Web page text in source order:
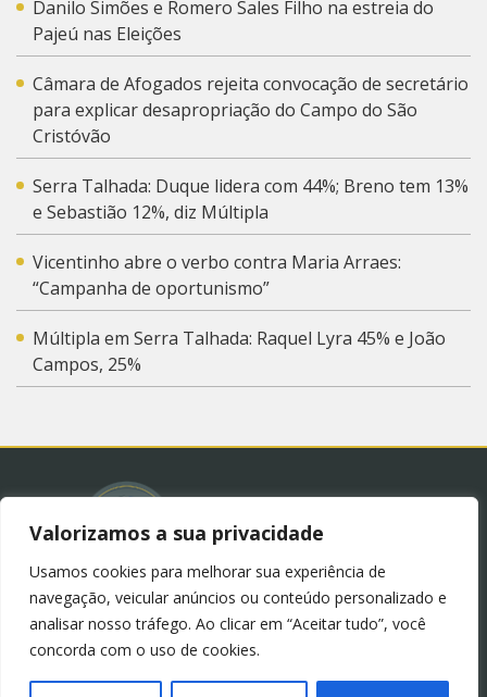
Valorizamos a sua privacidade
Usamos cookies para melhorar sua experiência de
navegação, veicular anúncios ou conteúdo personalizado e
analisar nosso tráfego. Ao clicar em “Aceitar tudo”, você
concorda com o uso de cookies.
Danilo Simões e Romero Sales Filho na estreia do
Pajeú nas Eleições
Câmara de Afogados rejeita convocação de secretário
para explicar desapropriação do Campo do São
Cristóvão
Serra Talhada: Duque lidera com 44%; Breno tem 13%
e Sebastião 12%, diz Múltipla
Vicentinho abre o verbo contra Maria Arraes:
“Campanha de oportunismo”
Múltipla em Serra Talhada: Raquel Lyra 45% e João
Campos, 25%
© 2023 – Blog Juliana Lima.
Política de Privacidade
(LGPD)